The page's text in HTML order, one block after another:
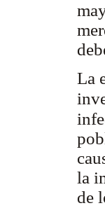
La
la
de